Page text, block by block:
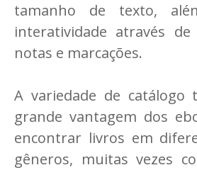
tamanho de texto,
interatividade através
notas e marcações.
A variedade de catálogo
grande vantagem dos
encontrar livros em
gêneros, muitas vezes